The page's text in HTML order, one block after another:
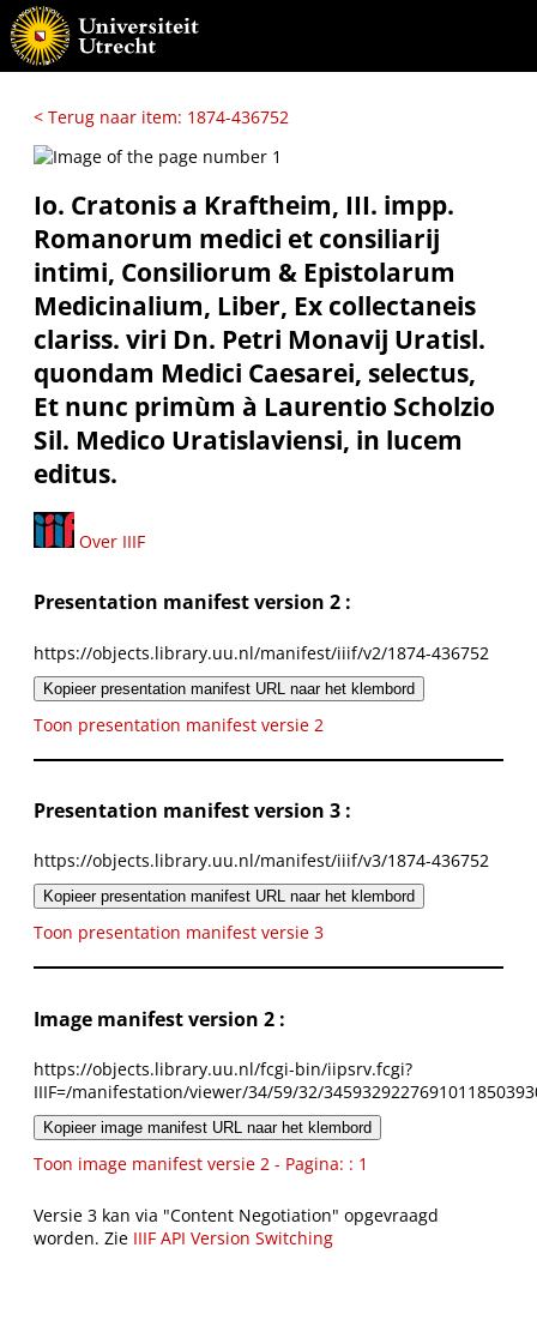
< Terug naar item: 1874-436752
Io. Cratonis a Kraftheim, III. impp.
Romanorum medici et consiliarij
intimi, Consiliorum & Epistolarum
Medicinalium, Liber, Ex collectaneis
clariss. viri Dn. Petri Monavij Uratisl.
quondam Medici Caesarei, selectus,
Et nunc primùm à Laurentio Scholzio
Sil. Medico Uratislaviensi, in lucem
editus.
Over IIIF
Presentation manifest version 2 :
https://objects.library.uu.nl/manifest/iiif/v2/1874-436752
Kopieer presentation manifest URL naar het klembord
Toon presentation manifest versie 2
Presentation manifest version 3 :
https://objects.library.uu.nl/manifest/iiif/v3/1874-436752
Kopieer presentation manifest URL naar het klembord
Toon presentation manifest versie 3
Image manifest version 2 :
https://objects.library.uu.nl/fcgi-bin/iipsrv.fcgi?
IIIF=/manifestation/viewer/34/59/32/
Kopieer image manifest URL naar het klembord
Toon image manifest versie 2 - Pagina: : 1
Versie 3 kan via "Content Negotiation" opgevraagd
worden. Zie IIIF API Version Switching